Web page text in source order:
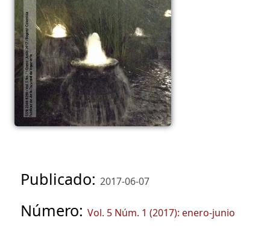
Publicado: 2017-06-07
Número: Vol. 5 Núm. 1 (2017): enero-junio